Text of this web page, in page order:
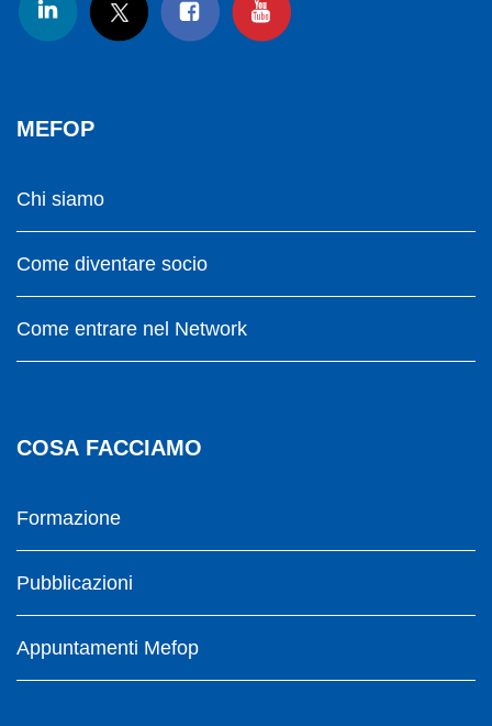
MEFOP
Chi siamo
Come diventare socio
Come entrare nel Network
COSA FACCIAMO
Formazione
Pubblicazioni
Appuntamenti Mefop